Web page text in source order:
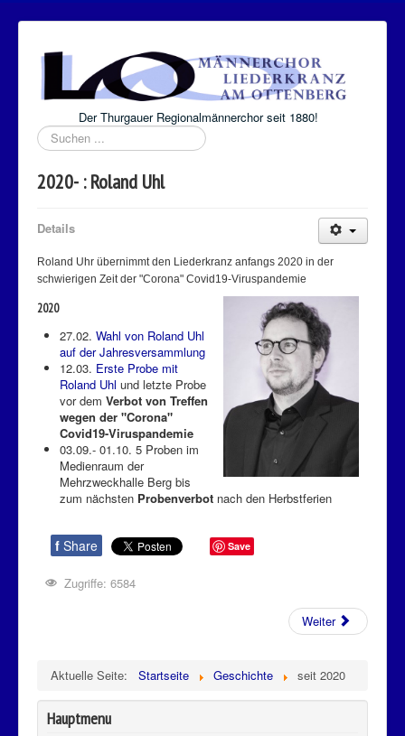
Der Thurgauer Regionalmännerchor seit 1880!
Suchen
...
2020- : Roland Uhl
Details
Roland Uhr übernimmt den Liederkranz anfangs 2020 in der
schwierigen Zeit der "Corona" Covid19-Viruspandemie
2020
27.02. Wahl von Roland Uhl
auf der Jahresversammlung
12.03. Erste Probe mit
Roland Uhl und letzte Probe
vor dem Verbot von Treffen
wegen der "Corona"
Covid19-Viruspandemie
03.09.- 01.10. 5 Proben im
Medienraum der
Mehrzweckhalle Berg bis
zum nächsten Probenverbot nach den Herbstferien
f Share Save
Zugriffe: 6584
Weiter
Aktuelle Seite: Startseite Geschichte seit 2020
Hauptmenu